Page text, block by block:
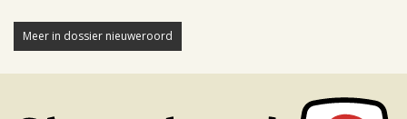
Meer in dossier nieuweroord